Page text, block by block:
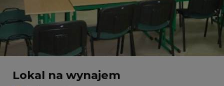
Lokal na wynajem